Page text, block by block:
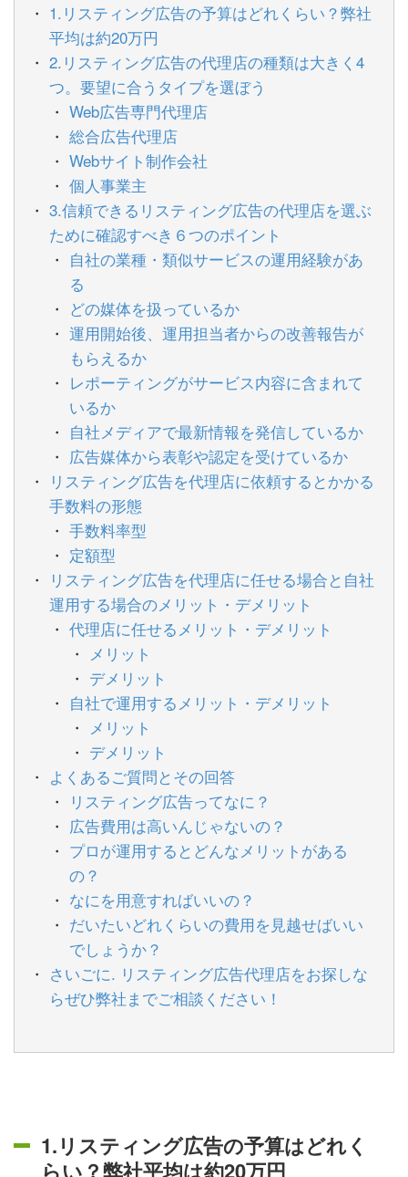
1.リスティング広告の予算はどれくらい？弊社
平均は約20万円
2.リスティング広告の代理店の種類は大きく4
つ。要望に合うタイプを選ぼう
Web広告専門代理店
総合広告代理店
Webサイト制作会社
個人事業主
3.信頼できるリスティング広告の代理店を選ぶ
ために確認すべき６つのポイント
自社の業種・類似サービスの運用経験があ
る
どの媒体を扱っているか
運用開始後、運用担当者からの改善報告が
もらえるか
レポーティングがサービス内容に含まれて
いるか
自社メディアで最新情報を発信しているか
広告媒体から表彰や認定を受けているか
リスティング広告を代理店に依頼するとかかる
手数料の形態
手数料率型
定額型
リスティング広告を代理店に任せる場合と自社
運用する場合のメリット・デメリット
代理店に任せるメリット・デメリット
メリット
デメリット
自社で運用するメリット・デメリット
メリット
デメリット
よくあるご質問とその回答
リスティング広告ってなに？
広告費用は高いんじゃないの？
プロが運用するとどんなメリットがある
の？
なにを用意すればいいの？
だいたいどれくらいの費用を見越せばいい
でしょうか？
さいごに. リスティング広告代理店をお探しな
らぜひ弊社までご相談ください！
1.リスティング広告の予算はどれく
らい？弊社平均は約20万円